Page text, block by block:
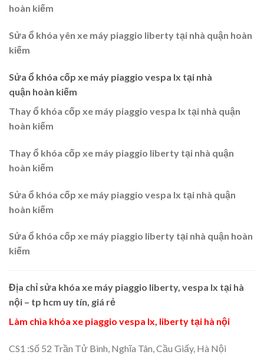
hoàn kiếm
Sửa ổ khóa yên xe máy piaggio liberty tại nhà quận hoàn
kiếm
Sửa ổ khóa cốp xe máy piaggio vespa lx tại nhà
quận hoàn kiếm
Thay ổ khóa cốp xe máy piaggio vespa lx tại nhà quận
hoàn kiếm
Thay ổ khóa cốp xe máy piaggio liberty tại nhà quận
hoàn kiếm
Sửa ổ khóa cốp xe máy piaggio vespa lx tại nhà quận
hoàn kiếm
Sửa ổ khóa cốp xe máy piaggio liberty tại nhà quận hoàn
kiếm
Địa chỉ sửa khóa xe máy piaggio liberty, vespa lx tại hà
nội – tp hcm uy tín, giá rẻ
Làm chìa khóa xe piaggio vespa lx, liberty tại hà nội
CS1 :Số 52 Trần Tử Bình, Nghĩa Tân, Cầu Giấy, Hà Nội